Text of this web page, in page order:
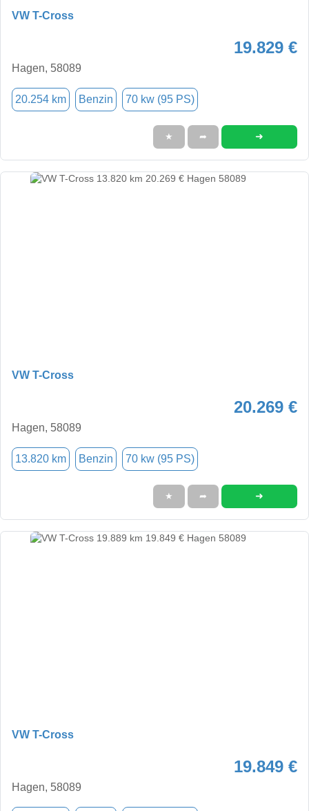
VW T-Cross
19.829 €
Hagen, 58089
20.254 km Benzin 70 kw (95 PS)
★ ➦ ➜
VW T-Cross
20.269 €
Hagen, 58089
13.820 km Benzin 70 kw (95 PS)
★ ➦ ➜
VW T-Cross
19.849 €
Hagen, 58089